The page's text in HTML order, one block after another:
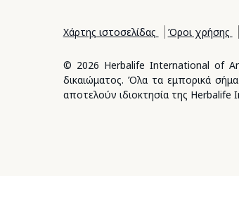
Χάρτης ιστοσελίδας Όροι χρήσης
© 2026 Herbalife International of
δικαιώματος. Όλα τα εμπορικά
αποτελούν ιδιοκτησία της Herbalife